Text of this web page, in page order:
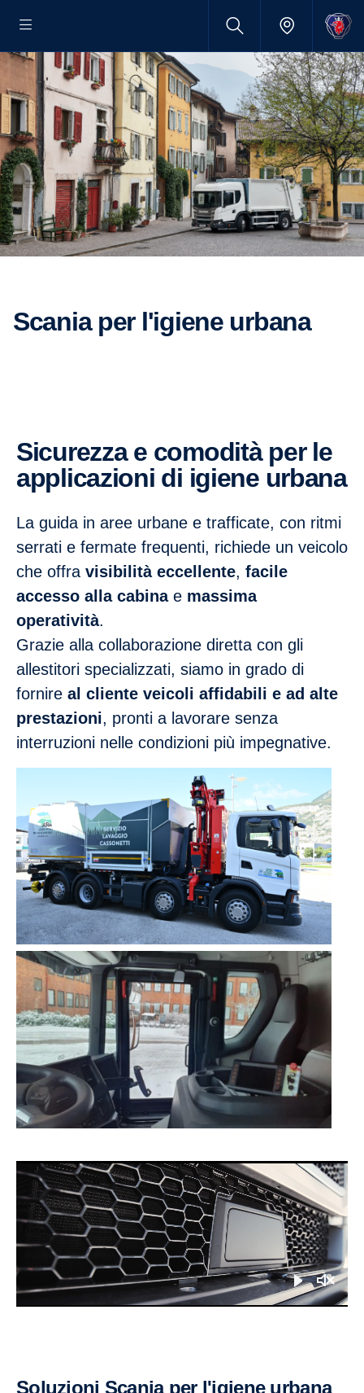
Scania per l'igiene urbana
Sicurezza e comodità per le
applicazioni di igiene urbana
La guida in aree urbane e trafficate, con ritmi
serrati e fermate frequenti, richiede un veicolo
che offra visibilità eccellente, facile
accesso alla cabinae massima
operatività.
Grazie alla collaborazione diretta con gli
allestitori specializzati, siamo in grado di
fornire al cliente veicoli affidabili e ad alte
prestazioni, pronti a lavorare senza
interruzioni nelle condizioni più impegnative.
Soluzioni Scania per l'igiene urbana